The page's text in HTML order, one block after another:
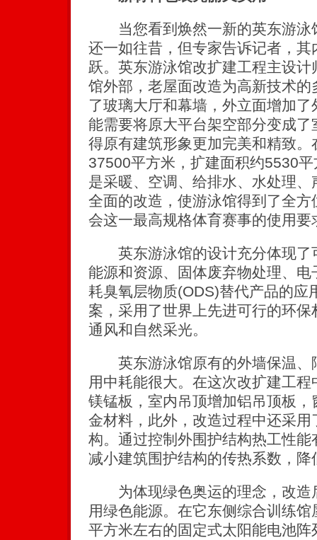
当您看到焕然一新的英东游泳
还一如往昔，但专家告诉记者，
跃。英东游泳馆改扩建工程主设
馆外部，老屋面改造为高新技术
了玻璃大厅和幕墙，外立面增加
能需要将原大平台架空部分变成
得原有建筑形象更加完美和精致
37500平方米，扩建面积约5530
是采暖、空调、给排水、水处理
全面的改造，使游泳馆得到了全
会这一最高规格体育赛事的使用要
英东游泳馆的设计充分体现了
能源和资源、固体废弃物处理、
耗臭氧层物质(ODS)替代产品的应
案，采用了世界上先进可行的环
通风和自然采光。
英东游泳馆原有的外墙保温、
用中耗能很大。在这次改扩建工
镁锰板，室内吊顶增加铝吊顶板
金材料，此外，改造过程中还采
构。通过控制外围护结构热工性
减小建筑围护结构的传热系数，降
为体现绿色奥运的理念，改造
用绿色能源。在它东侧综合训练
平方米左右的固定式太阳能电池